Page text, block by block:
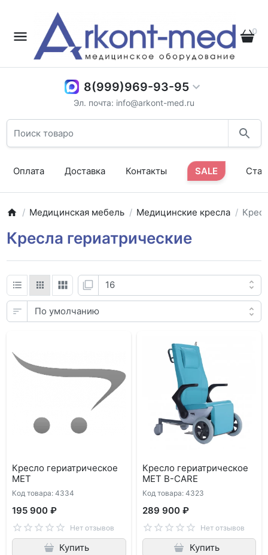
0
8(999)969-93-95
Эл. почта: info@arkont-med.ru
Оплата Доставка Контакты SALE
Медицинская мебель Медицинские кресла
Кресла гериатрические
Кресло гериатрическое
MET
Код товара: 4334
195 900 ₽
Нет отзывов
Купить
Кресло гериатрическое
MET B-CARE
Код товара: 4323
289 900 ₽
Нет отзывов
Купить